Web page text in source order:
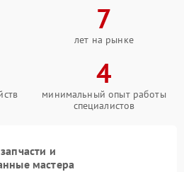
7
лет на рынке
4
минимальный опыт работы
специалистов
и
мастера